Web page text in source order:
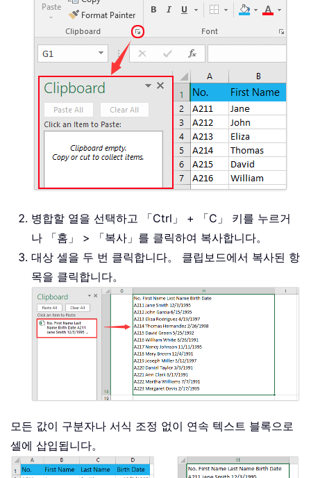
병합할 열을 선택하고 「Ctrl」 + 「C」 키를 누르거
나 「홈」 > 「복사」를 클릭하여 복사합니다。
대상 셀을 두 번 클릭합니다。 클립보드에서 복사된 항
목을 클릭합니다。
모든 값이 구분자나 서식 조정 없이 연속 텍스트 블록으로
셀에 삽입됩니다。